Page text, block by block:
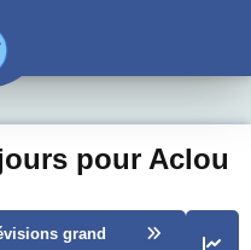
pour Aclou
grand